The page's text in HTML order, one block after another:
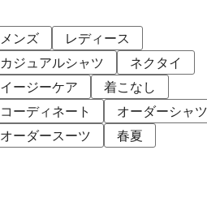
メンズ
レディース
カジュアルシャツ
ネクタイ
イージーケア
着こなし
コーディネート
オーダーシャツ
オーダースーツ
春夏